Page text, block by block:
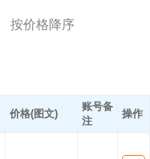
按价格降序
价格(图文)
账号备
注
操作